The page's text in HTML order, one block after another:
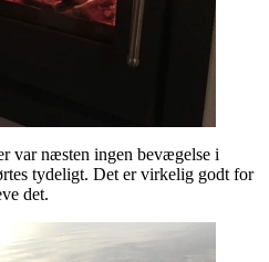
var næsten ingen bevægelse i
tydeligt. Det er virkelig godt for
det.